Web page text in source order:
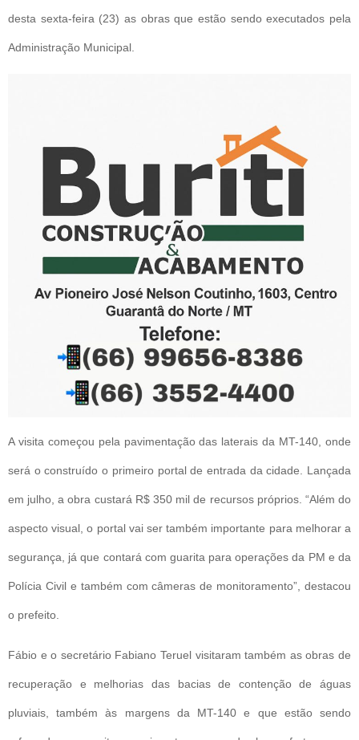
desta sexta-feira (23) as obras que estão sendo executados pela
Administração Municipal.
A visita começou pela pavimentação das laterais da MT-140, onde
será o construído o primeiro portal de entrada da cidade. Lançada
em julho, a obra custará R$ 350 mil de recursos próprios. “Além do
aspecto visual, o portal vai ser também importante para melhorar a
segurança, já que contará com guarita para operações da PM e da
Polícia Civil e também com câmeras de monitoramento”, destacou
o prefeito.
Fábio e o secretário Fabiano Teruel visitaram também as obras de
recuperação e melhorias das bacias de contenção de águas
pluviais, também às margens da MT-140 e que estão sendo